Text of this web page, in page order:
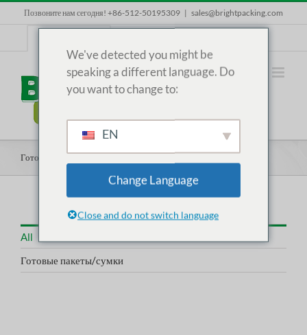
Позвоните нам сегодня! +86-512-50195309 | sales@brightpacking.com
Готовые пакеты/сумки
All
Готовые пакеты/сумки
We've detected you might be
speaking a different language. Do
you want to change to:
EN
Change Language
Close and do not switch language